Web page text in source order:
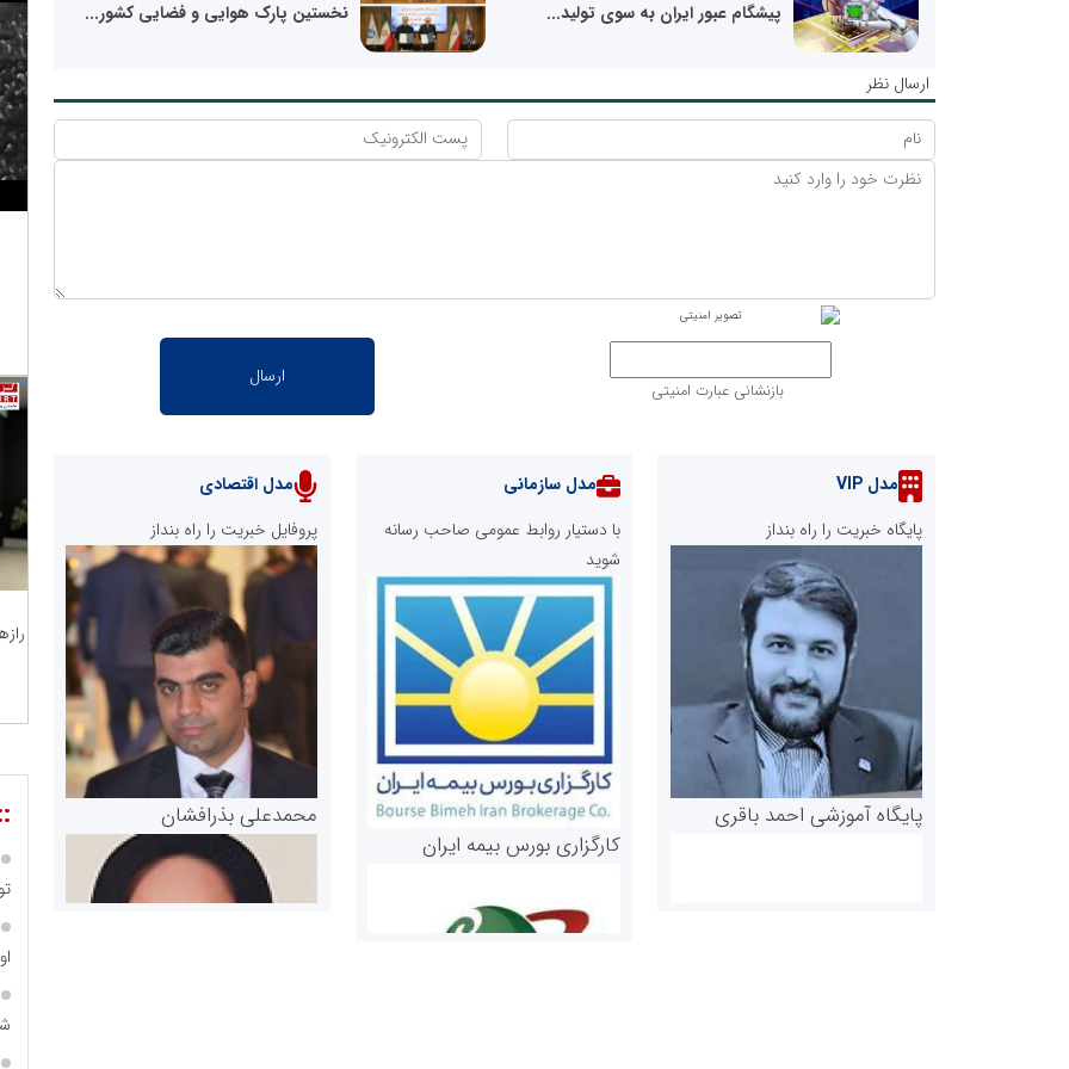
پیشگام عبور ایران به سوی تولید...
نخستین پارک هوایی و فضایی کشور...
ارسال نظر
بازنشانی عبارت امنیتی
مدل VIP
پایگاه خبریت را راه بنداز
پایگاه آموزشی احمد باقری
مدل سازمانی
با دستیار روابط عمومی صاحب رسانه
شوید
کارگزاری بورس بیمه ایران
مدل اقتصادی
پروفایل خبریت را راه بنداز
محمدعلی بذرافشان